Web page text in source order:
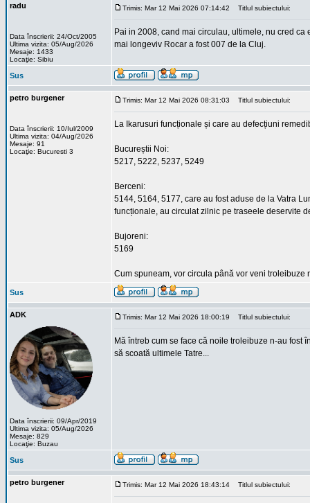
radu
Data înscrierii: 24/Oct/2005
Ultima vizita: 05/Aug/2026
Mesaje: 1433
Locaţie: Sibiu
Trimis: Mar 12 Mai 2026 07:14:42 Titlul subiectului:
Pai in 2008, cand mai circulau, ultimele, nu cred
mai longeviv Rocar a fost 007 de la Cluj.
Sus
petro burgener
Data înscrierii: 10/Iul/2009
Ultima vizita: 04/Aug/2026
Mesaje: 91
Locaţie: Bucuresti 3
Trimis: Mar 12 Mai 2026 08:31:03 Titlul subiectului:
La Ikarusuri funcționale și care au defecțiuni
Bucureștii Noi:
5217, 5222, 5237, 5249
Berceni:
5144, 5164, 5177, care au fost aduse de la Vatra
funcționale, au circulat zilnic pe traseele deservite
Bujoreni:
5169
Cum spuneam, vor circula până vor veni
Sus
ADK
Data înscrierii: 09/Apr/2019
Ultima vizita: 05/Aug/2026
Mesaje: 829
Locaţie: Buzau
Trimis: Mar 12 Mai 2026 18:00:19 Titlul subiectului:
Mă întreb cum se face că noile troleibuze n-au fost
să scoată ultimele Tatre...
Sus
petro burgener Trimis: Mar 12 Mai 2026 18:43:14 Titlul subiectului: